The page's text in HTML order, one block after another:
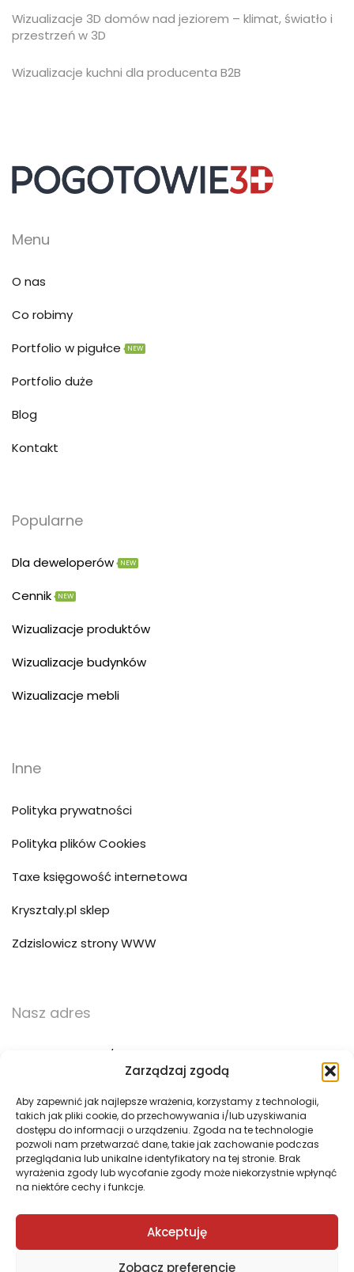
Zarządzaj zgodą
Aby zapewnić jak najlepsze wrażenia, korzystamy z technologii,
takich jak pliki cookie, do przechowywania i/lub uzyskiwania
dostępu do informacji o urządzeniu. Zgoda na te technologie
pozwoli nam przetwarzać dane, takie jak zachowanie podczas
przeglądania lub unikalne identyfikatory na tej stronie. Brak
wyrażenia zgody lub wycofanie zgody może niekorzystnie wpłynąć
na niektóre cechy i funkcje.
Akceptuję
Zobacz preferencje
Wizualizacje 3D domów nad jeziorem – klimat, światło i
przestrzeń w 3D
Wizualizacje kuchni dla producenta B2B
Menu
O nas
Co robimy
Portfolio w pigułce
NEW
Portfolio duże
Blog
Kontakt
Popularne
Dla deweloperów NEW
Cennik NEW
Wizualizacje produktów
Wizualizacje budynków
Wizualizacje mebli
Inne
Polityka prywatności
Polityka plików Cookies
Taxe księgowość internetowa
Krysztaly.pl sklep
Zdzislowicz strony WWW
Nasz adres
ul. Trzebińska 56/15
783 783 360
biuro@pogotowie3d.pl